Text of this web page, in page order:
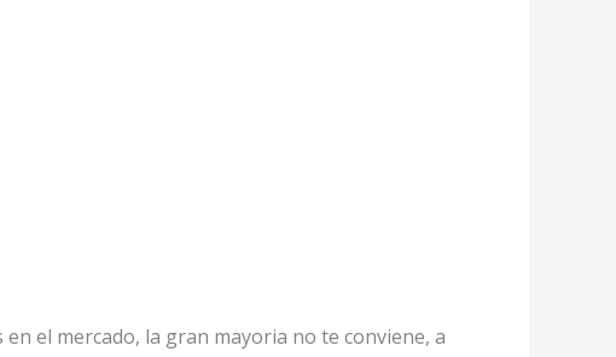
el mercado, la gran mayoria no te conviene, a